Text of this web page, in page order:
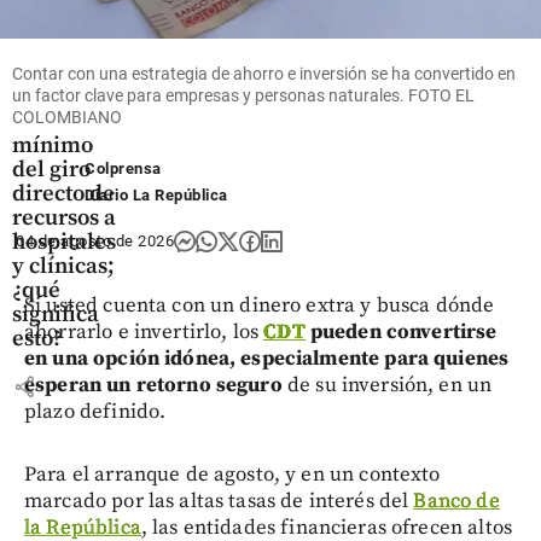
Salud
Gobierno
aumentó
a 90 % el
mínimo
del giro
directo de
recursos a
hospitales
y clínicas;
¿qué
significa
esto?
share
Contar con una estrategia de ahorro e inversión se ha convertido en
un factor clave para empresas y personas naturales. FOTO EL
COLOMBIANO
Colprensa
Diario La República
04 de agosto de 2026
Si usted cuenta con un dinero extra y busca dónde
ahorrarlo e invertirlo, losCDTpueden convertirse
en una opción idónea, especialmente para quienes
esperan un retorno seguro de su inversión, en un
plazo definido.
Para el arranque de agosto, y en un contexto
marcado por las altas tasas de interés delBanco de
la República, las entidades financieras ofrecen altos